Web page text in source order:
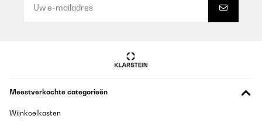
Meestverkochte categorieën
Wijnkoelkasten